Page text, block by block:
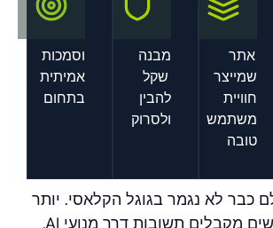
אתר
שמייצר
חוויית
משתמש
טובה
מבנה
שקל
להבין
ולסרוק
וסמכות
אמיתית
בתחום
כבר לא נגמר בגוגל הקלאסי. יותר
ויותר משתמשים מקבלים תשובות דרך מנועי AI,